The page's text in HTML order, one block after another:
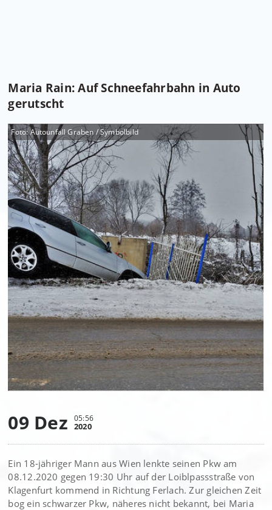
Maria Rain: Auf Schneefahrbahn in Auto
gerutscht
Foto: Autounfall Graben / Symbolbild
09 Dez 05:56
2020
Ein 18-jähriger Mann aus Wien lenkte seinen Pkw am
08.12.2020 gegen 19:30 Uhr auf der Loiblpassstraße von
Klagenfurt kommend in Richtung Ferlach. Zur gleichen Zeit
bog ein schwarzer Pkw, näheres nicht bekannt, bei Maria